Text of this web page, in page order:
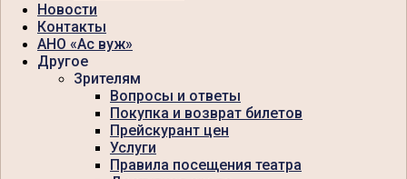
Новости
Контакты
АНО «Ас вуж»
Другое
Зрителям
Вопросы и ответы
Покупка и возврат билетов
Прейскурант цен
Услуги
Правила посещения театра